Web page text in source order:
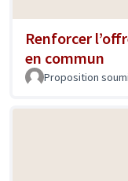
Renforcer
en commun
Proposition